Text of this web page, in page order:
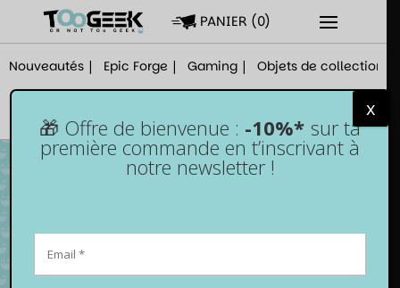
PANIER (0)
Nouveautés Epic Forge Gaming Objets de collection
🎁 Offre de bienvenue : -10%* sur ta
première commande en t’inscrivant à
notre newsletter !
x